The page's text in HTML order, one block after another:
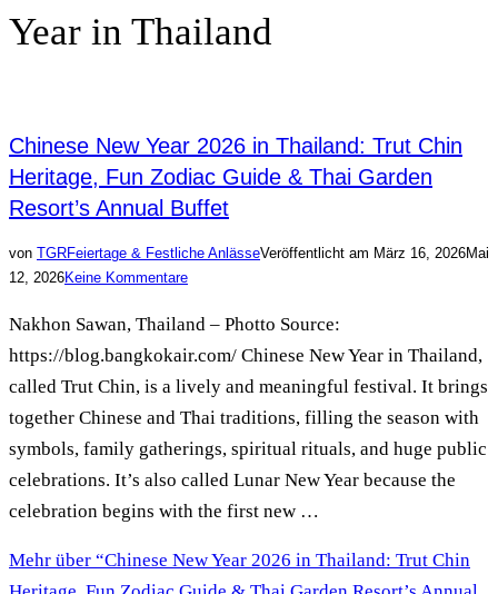
Year in Thailand
Chinese New Year 2026 in Thailand: Trut Chin
Heritage, Fun Zodiac Guide & Thai Garden
Resort’s Annual Buffet
von TGRFeiertage & Festliche AnlässeVeröffentlicht am März 16, 2026Mai
12, 2026Keine Kommentare
Nakhon Sawan, Thailand – Photto Source:
https://blog.bangkokair.com/ Chinese New Year in Thailand,
called Trut Chin, is a lively and meaningful festival. It brings
together Chinese and Thai traditions, filling the season with
symbols, family gatherings, spiritual rituals, and huge public
celebrations. It’s also called Lunar New Year because the
celebration begins with the first new …
Mehr über “Chinese New Year 2026 in Thailand: Trut Chin